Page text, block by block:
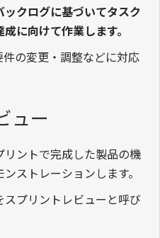
ックログに基づいてタスク
に向けて作業します。
の変更・調整などに対応
ュー
ントで完成した製品の機
ストレーションします。
スプリントレビューと呼び